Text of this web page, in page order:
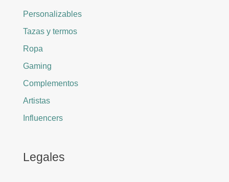
Personalizables
Tazas y termos
Ropa
Gaming
Complementos
Artistas
Influencers
Legales